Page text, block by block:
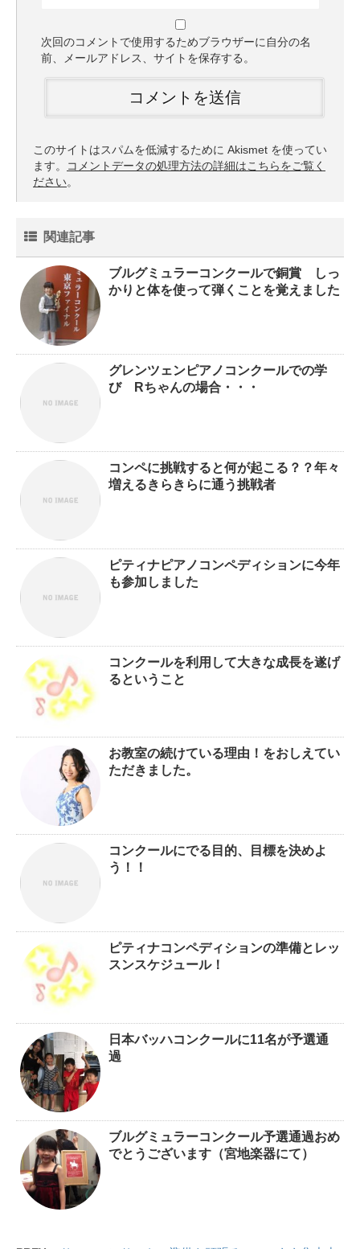
次回のコメントで使用するためブラウザーに自分の名
前、メールアドレス、サイトを保存する。
このサイトはスパムを低減するために Akismet を使ってい
ます。
コメントデータの処理方法の詳細はこちらをご覧く
ださい。
関連記事
ブルグミュラーコンクールで銅賞 しっ
かりと体を使って弾くことを覚えました
グレンツェンピアノコンクールでの学
び Rちゃんの場合・・・
コンペに挑戦すると何が起こる？？年々
増えるきらきらに通う挑戦者
ピティナピアノコンペディションに今年
も参加しました
コンクールを利用して大きな成長を遂げ
るということ
お教室の続けている理由！をおしえてい
ただきました。
コンクールにでる目的、目標を決めよ
う！！
ピティナコンペディションの準備とレッ
スンスケジュール！
日本バッハコンクールに11名が予選通
過
ブルグミュラーコンクール予選通過おめ
でとうございます（宮地楽器にて）